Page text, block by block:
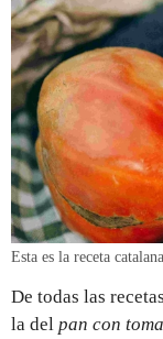
Esta es la receta
De todas las
la del pan con